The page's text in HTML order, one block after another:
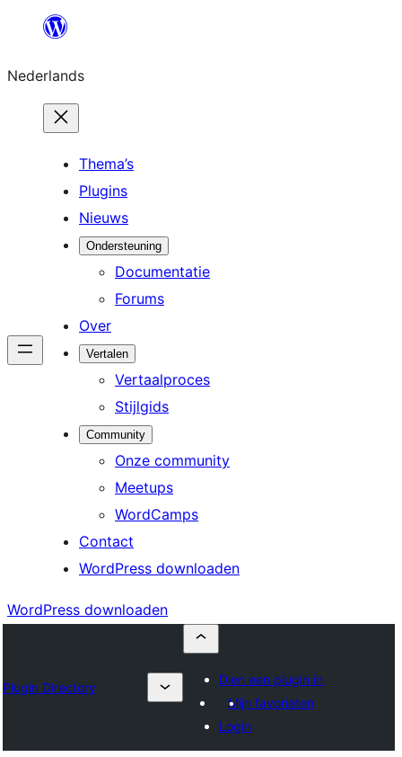
de
inhoud
Nederlands
Thema’s
Plugins
Nieuws
Ondersteuning
Documentatie
Forums
Over
Vertalen
Vertaalproces
Stijlgids
Community
Onze community
Meetups
WordCamps
Contact
WordPress downloaden
WordPress downloaden
Plugin Directory
Dien een plugin in
Mijn favorieten
Login